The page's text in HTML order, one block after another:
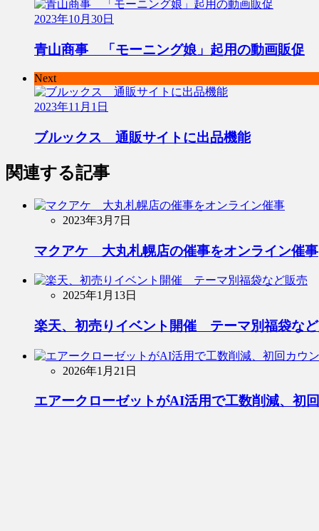
2023年10月30日
青山商事 「モーニング娘」起用の動画販促
Next
2023年11月1日
ブルックス 通販サイトに出品機能
関連する記事
2023年3月7日
マクアケ 大丸札幌店の催事をオンライン催事
2025年1月13日
楽天、初売りイベント開催 テーマ別福袋な
2026年1月21日
エアークローゼットがAI活用で工数削減、初